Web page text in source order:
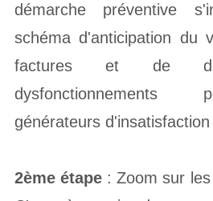
démarche préventive
schéma d'anticipation du
factures et de
générateurs d'insatisfaction
2ème étape : Zoom sur